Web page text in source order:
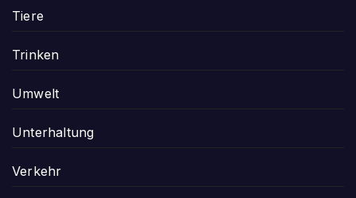
Tiere
Trinken
Umwelt
Unterhaltung
Verkehr